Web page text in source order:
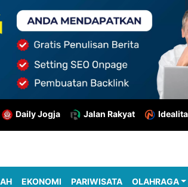
Daily Jogja Jalan Rakyat
EKONOMI PARIWISATA OLAHRAGA